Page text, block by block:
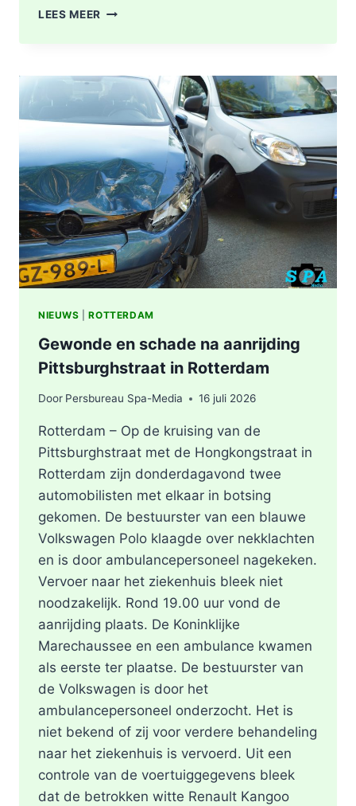
LEES MEER HOOFDRIJBAAN
AFGESLOTEN
NA
ZWAAR
ONGEVAL,
BESTUURDER
AANGEHOUDEN
NIEUWS |ROTTERDAM
Gewonde en schade na aanrijding
Pittsburghstraat in Rotterdam
Door Persbureau Spa-Media 16 juli 2026
Rotterdam – Op de kruising van de
Pittsburghstraat met de Hongkongstraat in
Rotterdam zijn donderdagavond twee
automobilisten met elkaar in botsing
gekomen. De bestuurster van een blauwe
Volkswagen Polo klaagde over nekklachten
en is door ambulancepersoneel nagekeken.
Vervoer naar het ziekenhuis bleek niet
noodzakelijk. Rond 19.00 uur vond de
aanrijding plaats. De Koninklijke
Marechaussee en een ambulance kwamen
als eerste ter plaatse. De bestuurster van
de Volkswagen is door het
ambulancepersoneel onderzocht. Het is
niet bekend of zij voor verdere behandeling
naar het ziekenhuis is vervoerd. Uit een
controle van de voertuiggegevens bleek
dat de betrokken witte Renault Kangoo